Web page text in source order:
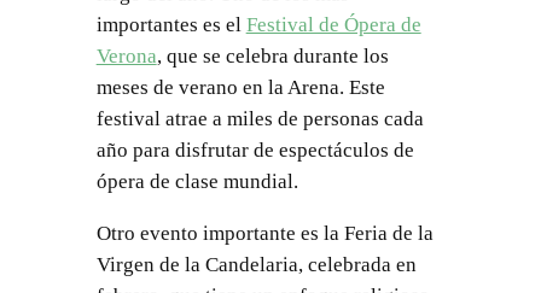
importantes es el Festival de Ópera de
Verona, que se celebra durante los
meses de verano en la Arena. Este
festival atrae a miles de personas cada
año para disfrutar de espectáculos de
ópera de clase mundial.
Otro evento importante es la Feria de la
Virgen de la Candelaria, celebrada en